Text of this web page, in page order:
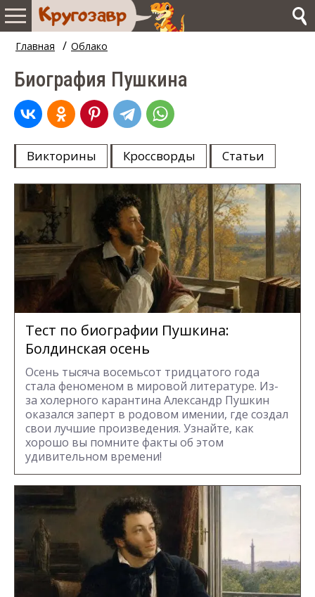
Главная / Облако
Биография Пушкина
Викторины Кроссворды Статьи
Тест по биографии Пушкина:
Болдинская осень
Осень тысяча восемьсот тридцатого года
стала феноменом в мировой литературе. Из-
за холерного карантина Александр Пушкин
оказался заперт в родовом имении, где создал
свои лучшие произведения. Узнайте, как
хорошо вы помните факты об этом
удивительном времени!